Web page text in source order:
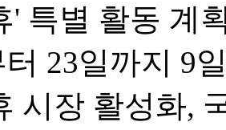
' 특별 활동 계
터 23일까지 9
시장 활성화,